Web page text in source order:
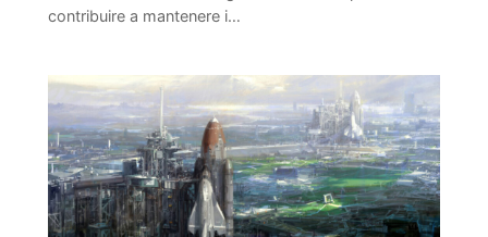
contribuire a mantenere i…